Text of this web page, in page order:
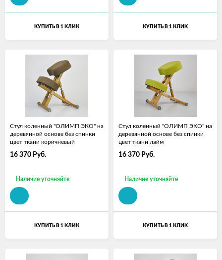
КУПИТЬ В 1 КЛИК КУПИТЬ В 1 КЛИК
Стул коленный "ОЛИМП ЭКО" на
деревянной основе без спинки
цвет ткани коричневый
16 370 Руб.
Наличие уточняйте
КУПИТЬ В 1 КЛИК
Стул коленный "ОЛИМП ЭКО" на
деревянной основе без спинки
цвет ткани лайм
16 370 Руб.
Наличие уточняйте
КУПИТЬ В 1 КЛИК